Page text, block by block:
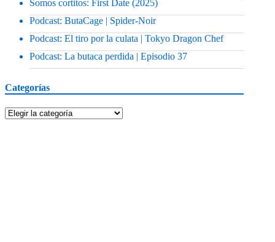
Somos cortitos: First Date (2025)
Podcast: ButaCage | Spider-Noir
Podcast: El tiro por la culata | Tokyo Dragon Chef
Podcast: La butaca perdida | Episodio 37
Categorías
Categorías